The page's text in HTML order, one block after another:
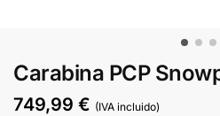
Carabina PCP
749,99 € (IVA incluido)